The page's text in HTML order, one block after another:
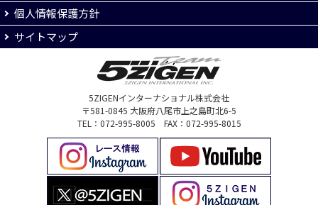
個人情報保護方針
サイトマップ
5ZIGENインターナショナル株式会社
〒581-0845 大阪府八尾市上之島町北6-5
TEL：072-995-8005 FAX：072-995-8015